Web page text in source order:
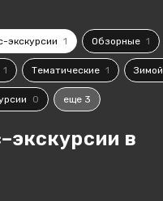
экскурсии 1 Обзорные 1
1 Тематические 1 Зимой
0 еще 3
в